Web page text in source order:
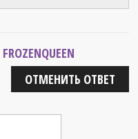
FROZENQUEEN
ОТМЕНИТЬ ОТВЕТ